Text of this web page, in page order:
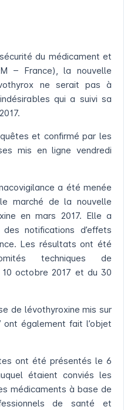
du médicament et
– France), la nouvelle
ne serait pas à
qui a suivi sa
et confirmé par les
mis en ligne vendredi
a été menée
marché de la nouvelle
en mars 2017. Elle a
des notifications d’effets
Les résultats ont été
techniques de
octobre 2017 et du 30
de lévothyroxine mis sur
également fait l’objet
ont été présentés le 6
étaient conviés les
médicaments à base de
de santé et